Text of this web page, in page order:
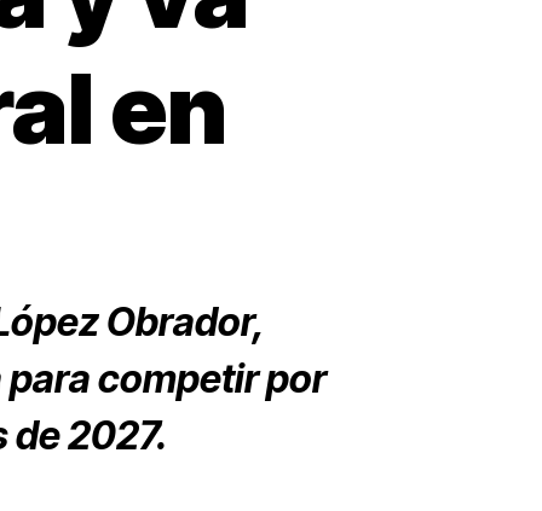
en
Obrador,
para competir por
2027.